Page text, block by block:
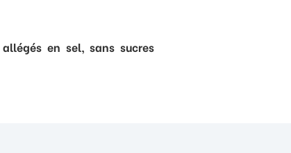
en sel, sans sucres